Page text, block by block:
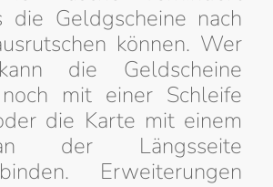
die Geldgscheine nach
können. Wer
die Geldscheine
mit einer Schleife
die Karte mit einem
der Längsseite
Erweiterungen